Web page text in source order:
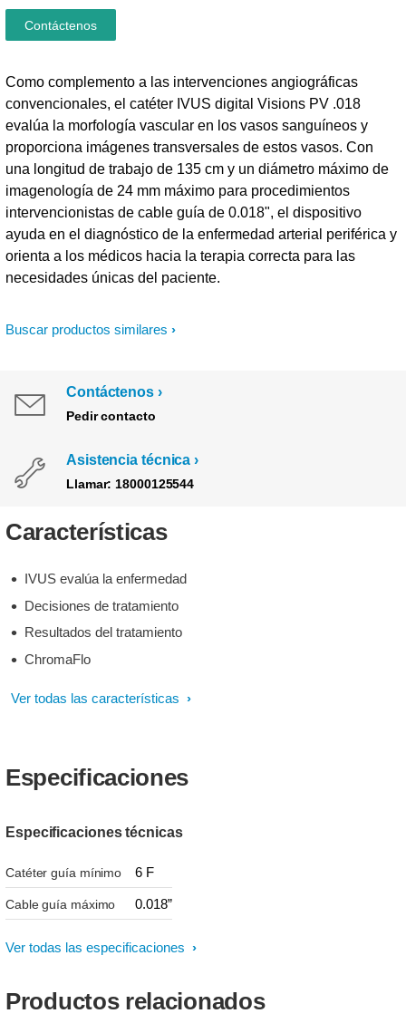
Buscar productos similares
Como complemento a las intervenciones angiográficas
convencionales, el catéter IVUS digital Visions PV .018
evalúa la morfología vascular en los vasos sanguíneos y
proporciona imágenes transversales de estos vasos. Con
una longitud de trabajo de 135 cm y un diámetro máximo de
imagenología de 24 mm máximo para procedimientos
intervencionistas de cable guía de 0.018", el dispositivo
ayuda en el diagnóstico de la enfermedad arterial periférica y
orienta a los médicos hacia la terapia correcta para las
necesidades únicas del paciente.
Contáctenos
Contáctenos
Pedir contacto
Asistencia técnica
Llamar: 18000125544
Características
IVUS evalúa la enfermedad
Decisiones de tratamiento
Resultados del tratamiento
ChromaFlo
Ver todas las características
Especificaciones
Especificaciones técnicas
Catéter guía mínimo 6 F
Cable guía máximo 0.018”
Ver todas las especificaciones
Productos relacionados